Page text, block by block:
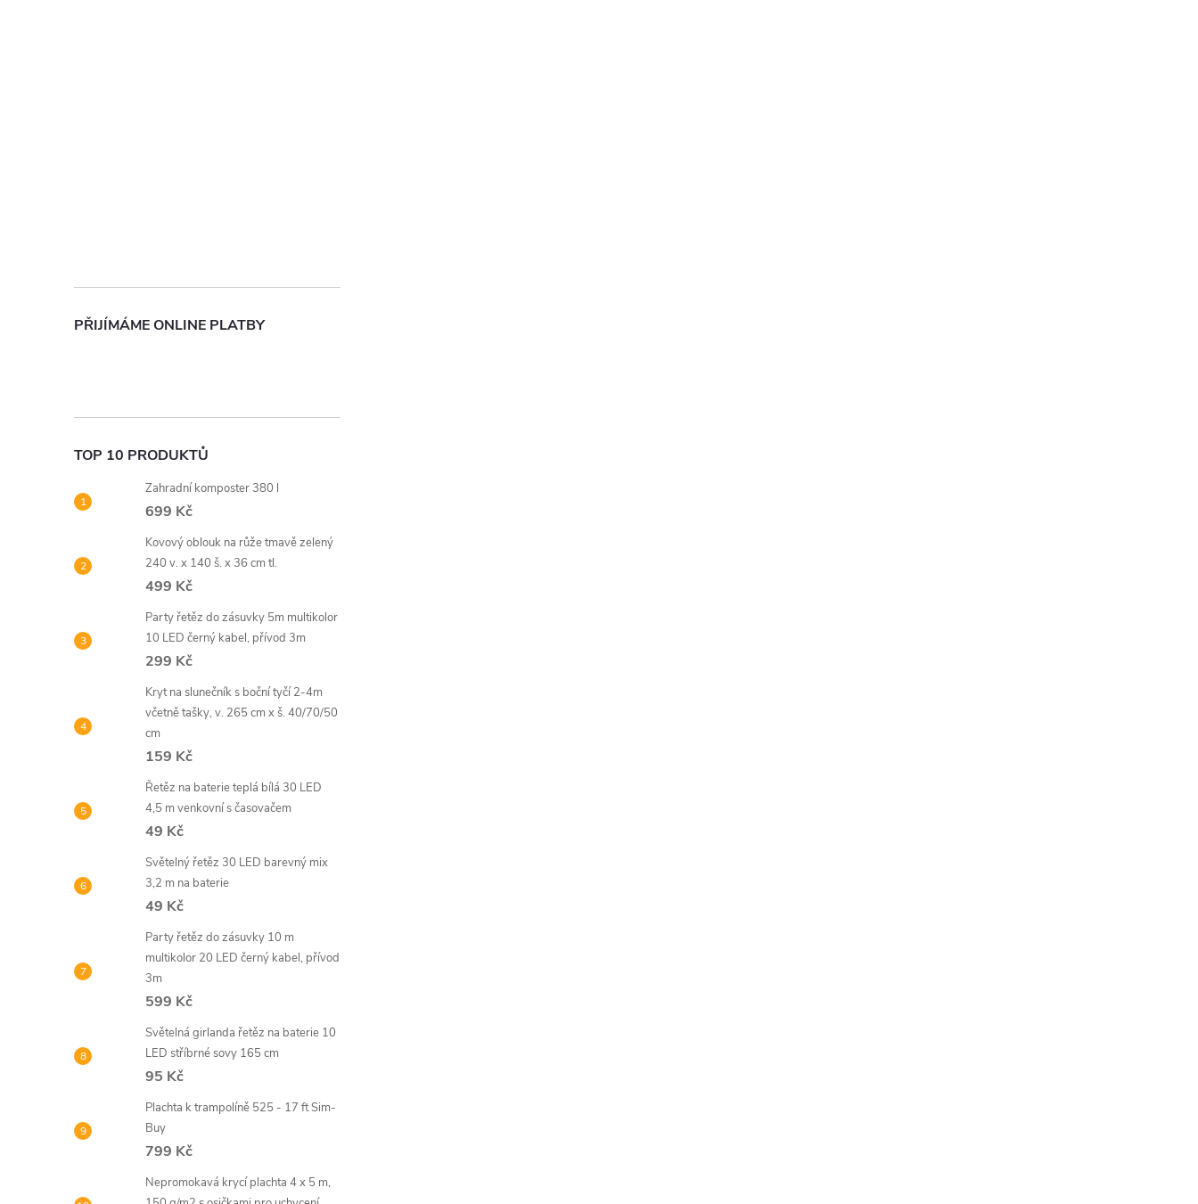
PŘIJÍMÁME ONLINE PLATBY
TOP 10 PRODUKTŮ
Zahradní komposter 380 l
699 Kč
Kovový oblouk na růže tmavě zelený
240 v. x 140 š. x 36 cm tl.
499 Kč
Party řetěz do zásuvky 5m multikolor
10 LED černý kabel, přívod 3m
299 Kč
Kryt na slunečník s boční tyčí 2-4m
včetně tašky, v. 265 cm x š. 40/70/50
cm
159 Kč
Řetěz na baterie teplá bílá 30 LED
4,5 m venkovní s časovačem
49 Kč
Světelný řetěz 30 LED barevný mix
3,2 m na baterie
49 Kč
Party řetěz do zásuvky 10 m
multikolor 20 LED černý kabel, přívod
3m
599 Kč
Světelná girlanda řetěz na baterie 10
LED stříbrné sovy 165 cm
95 Kč
Plachta k trampolíně 525 - 17 ft Sim-
Buy
799 Kč
Nepromokavá krycí plachta 4 x 5 m,